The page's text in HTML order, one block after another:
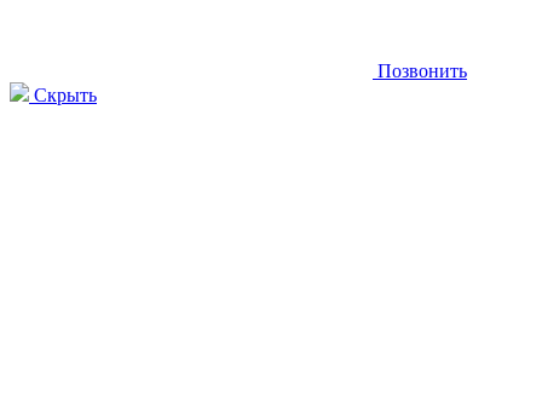
Позвонить
Скрыть